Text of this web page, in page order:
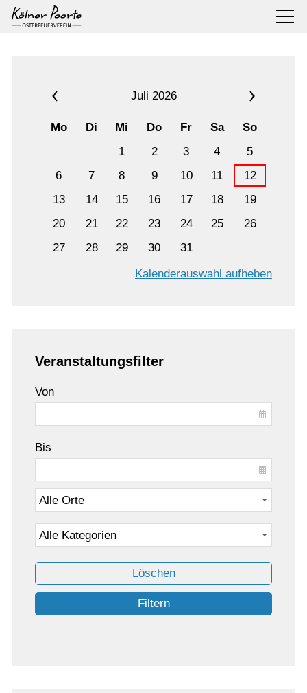
Juli 2026
Mo Di Mi Do Fr Sa
So
1
2 3 4
5
6
7 8 9 10 11
12
13
14 15 16 17 18
19
20
21 22 23 24 25
26
27
28 29 30
31
Kalenderauswahl aufheben
Veranstaltungsfilter
Von
Bis
Löschen
Filtern